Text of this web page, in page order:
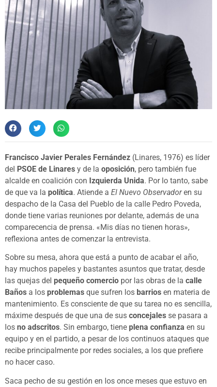
Francisco Javier Perales Fernández (Linares, 1976) es líder
del PSOE de Linares y de la oposición, pero también fue
alcalde en coalición con Izquierda Unida. Por lo tanto, sabe
de que va la política. Atiende a El Nuevo Observadoren su
despacho de la Casa del Pueblo de la calle Pedro Poveda,
donde tiene varias reuniones por delante, además de una
comparecencia de prensa. «Mis días no tienen horas»,
reflexiona antes de comenzar la entrevista.
Sobre su mesa, ahora que está a punto de acabar el año,
hay muchos papeles y bastantes asuntos que tratar, desde
las quejas del pequeño comercio por las obras de la calle
Baños a los problemas que sufren los barrios en materia de
mantenimiento. Es consciente de que su tarea no es sencilla,
máxime después de que una de sus concejales se pasara a
los no adscritos. Sin embargo, tiene plena confianza en su
equipo y en el partido, a pesar de los continuos ataques que
recibe principalmente por redes sociales, a los que prefiere
no hacer caso.
Saca pecho de su gestión en los once meses que estuvo en